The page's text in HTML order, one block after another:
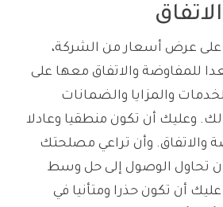
على عرض أسعار من الشركة،
للمفاوضة والاتفاق معها على
والمزايا والضمانات
لك. وعليك أن تكون منطقيا وعادلا
والاتفاق. وأن تراعي مصلحتك
تحاول الوصول إلى حل وسط
أن تكون حذرا ومتأنيا في